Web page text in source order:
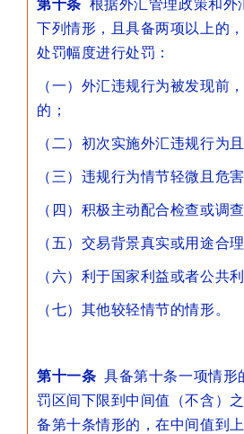
第十条 根据外汇管理政策和外
下列情形，且具备两项以上的
处罚幅度进行处罚：
（一）外汇违规行为被发现前
的；
（二）初次实施外汇违规行为
（三）违规行为情节轻微且危
（四）积极主动配合检查或调查
（五）交易背景真实或用途合理
（六）利于国家利益或者公共
（七）其他较轻情节的情形。
第十一条 具备第十条一项情形
罚区间下限到中间值（不含）
备第十条情形的，在中间值到